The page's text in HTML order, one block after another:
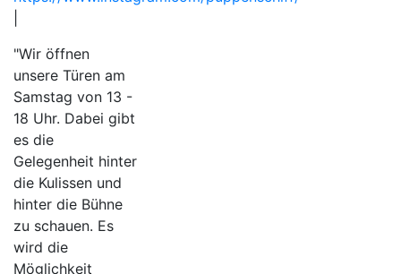
"Wir öffnen
unsere Türen am
Samstag von 13 -
18 Uhr. Dabei gibt
es die
Gelegenheit hinter
die Kulissen und
hinter die Bühne
zu schauen. Es
wird die
Möglichkeit